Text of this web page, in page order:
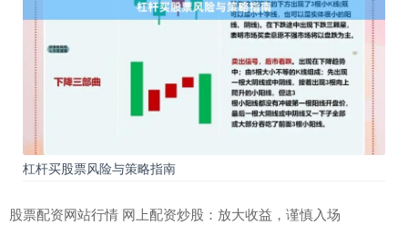
杠杆买股票风险与策略指南
股票配资网站行情 网上配资炒股：放大收益，谨慎入场